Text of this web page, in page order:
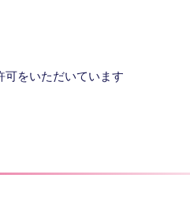
をいただいています